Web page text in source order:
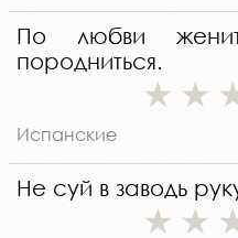
По любви
породниться.
Испанские
Не суй в заводь